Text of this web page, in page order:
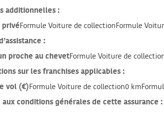
additionnelles :
privé Formule Voiture de collectionFormule
:
proche au chevetFormule Voiture de
sur les franchises applicables :
vol (€) Formule Voiture de collection0
aux conditions générales de cette assurance :